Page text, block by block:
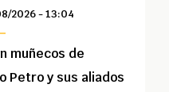
2026 - 13:04
muñecos de
Petro y sus aliados